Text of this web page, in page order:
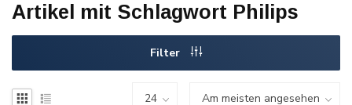
Artikel mit Schlagwort Philips
Filter